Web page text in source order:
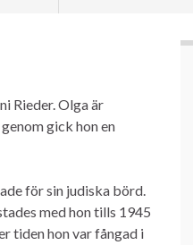
Rieder. Olga är
gick hon en
för sin judiska börd.
med hon tills 1945
tiden hon var fångad i